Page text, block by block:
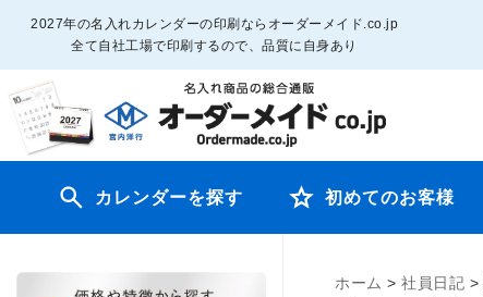
2027年の名入れカレンダーの印刷ならオーダーメイド.co.jp
全て自社工場で印刷するので、品質に自身あり
カレンダーを探す 初めてのお客様
ホーム > 社員日記 >